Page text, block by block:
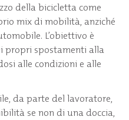
della bicicletta come
mix di mobilità, anziché
L’obiettivo è
propri spostamenti alla
alle condizioni e alle
da parte del lavoratore,
se non di una doccia,